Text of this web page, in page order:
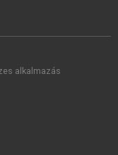
alkalmazás